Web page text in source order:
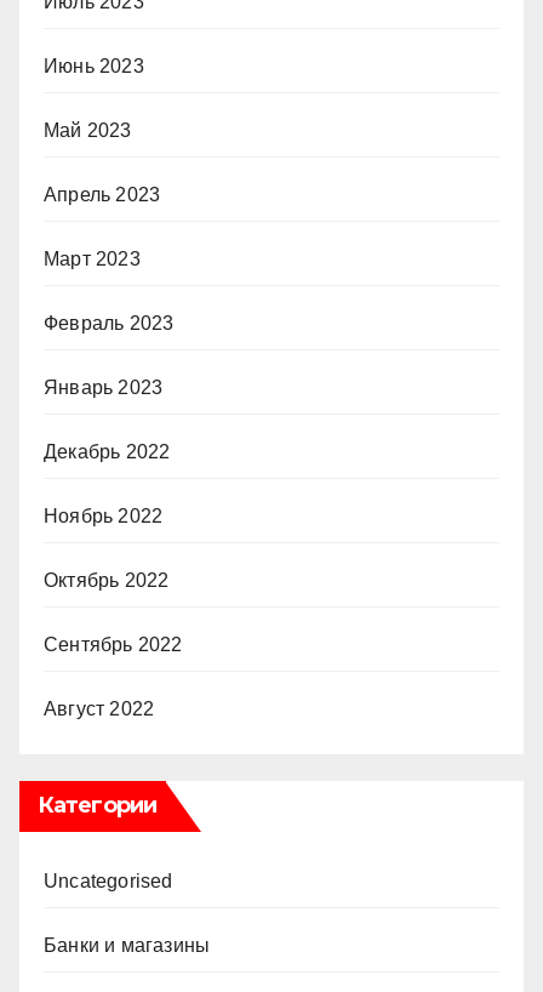
Июнь 2023
Май 2023
Апрель 2023
Март 2023
Февраль 2023
Январь 2023
Декабрь 2022
Ноябрь 2022
Октябрь 2022
Сентябрь 2022
Август 2022
Категории
Uncategorised
Банки и магазины